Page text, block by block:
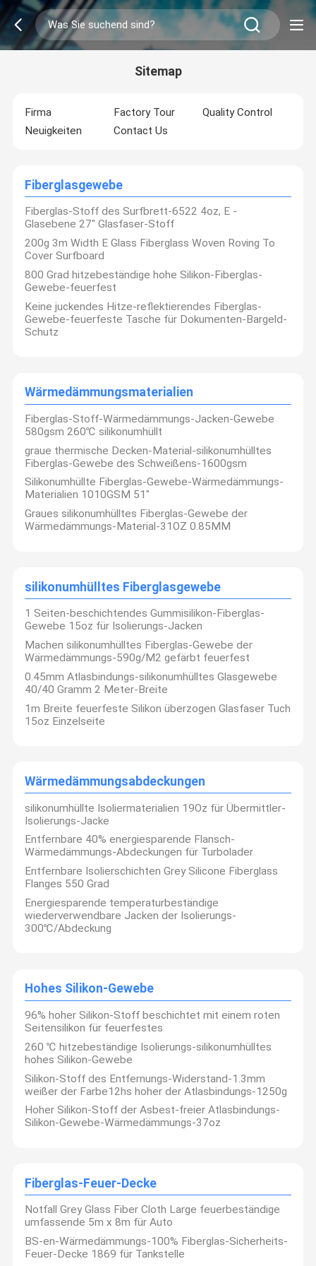
Sitemap
Firma Factory Tour
Quality Control
Neuigkeiten
Contact Us
Fiberglasgewebe
Fiberglas-Stoff des Surfbrett-6522 4oz, E -
Glasebene 27" Glasfaser-Stoff
200g 3m Width E Glass Fiberglass Woven Roving To
Cover Surfboard
800 Grad hitzebeständige hohe Silikon-Fiberglas-
Gewebe-feuerfest
Keine juckendes Hitze-reflektierendes Fiberglas-
Gewebe-feuerfeste Tasche für Dokumenten-Bargeld-
Schutz
Wärmedämmungsmaterialien
Fiberglas-Stoff-Wärmedämmungs-Jacken-Gewebe
580gsm 260℃ silikonumhüllt
graue thermische Decken-Material-silikonumhülltes
Fiberglas-Gewebe des Schweißens-1600gsm
Silikonumhüllte Fiberglas-Gewebe-Wärmedämmungs-
Materialien 1010GSM 51"
Graues silikonumhülltes Fiberglas-Gewebe der
Wärmedämmungs-Material-31OZ 0.85MM
silikonumhülltes Fiberglasgewebe
1 Seiten-beschichtendes Gummisilikon-Fiberglas-
Gewebe 15oz für Isolierungs-Jacken
Machen silikonumhülltes Fiberglas-Gewebe der
Wärmedämmungs-590g/M2 gefärbt feuerfest
0.45mm Atlasbindungs-silikonumhülltes Glasgewebe
40/40 Gramm 2 Meter-Breite
1m Breite feuerfeste Silikon überzogen Glasfaser Tuch
15oz Einzelseite
Wärmedämmungsabdeckungen
silikonumhüllte Isoliermaterialien 19Oz für Übermittler-
Isolierungs-Jacke
Entfernbare 40% energiesparende Flansch-
Wärmedämmungs-Abdeckungen für Turbolader
Entfernbare Isolierschichten Grey Silicone Fiberglass
Flanges 550 Grad
Energiesparende temperaturbeständige
wiederverwendbare Jacken der Isolierungs-
300℃/Abdeckung
Hohes Silikon-Gewebe
96% hoher Silikon-Stoff beschichtet mit einem roten
Seitensilikon für feuerfestes
260 ℃ hitzebeständige Isolierungs-silikonumhülltes
hohes Silikon-Gewebe
Silikon-Stoff des Entfernungs-Widerstand-1.3mm
weißer der Farbe12hs hoher der Atlasbindungs-1250g
Hoher Silikon-Stoff der Asbest-freier Atlasbindungs-
Silikon-Gewebe-Wärmedämmungs-37oz
Fiberglas-Feuer-Decke
Notfall Grey Glass Fiber Cloth Large feuerbeständige
umfassende 5m x 8m für Auto
BS-en-Wärmedämmungs-100% Fiberglas-Sicherheits-
Feuer-Decke 1869 für Tankstelle